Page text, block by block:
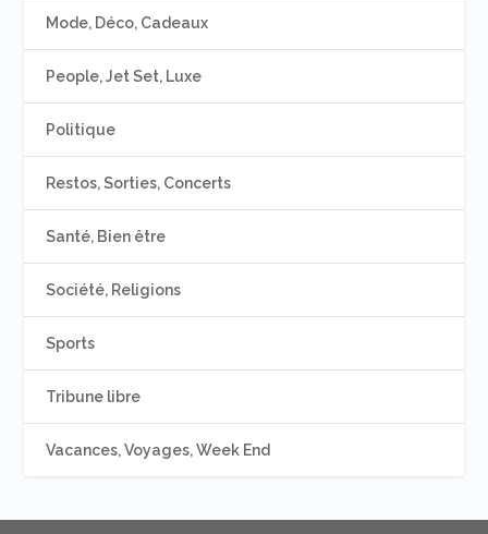
Mode, Déco, Cadeaux
People, Jet Set, Luxe
Politique
Restos, Sorties, Concerts
Santé, Bien être
Société, Religions
Sports
Tribune libre
Vacances, Voyages, Week End